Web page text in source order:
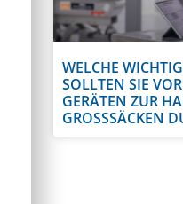
WELCHE
SOLLTEN SIE
GERÄTEN ZUR
GROSSSÄCKEN